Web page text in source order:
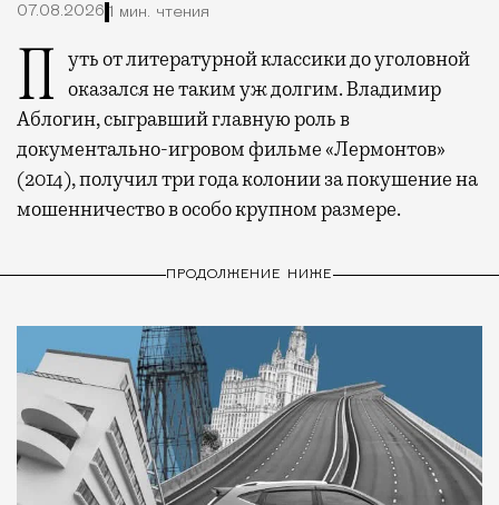
07.08.2026 1 мин. чтения
Путь от литературной классики до уголовной оказался не таким уж долгим. Владимир
Аблогин, сыгравший главную роль в
документально-игровом фильме «Лермонтов»
(2014), получил три года колонии за покушение на
мошенничество в особо крупном размере.
ПРОДОЛЖЕНИЕ НИЖЕ